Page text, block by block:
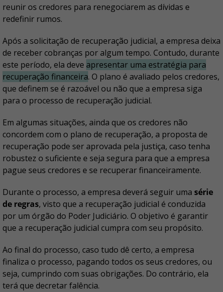
reunir os credores para renegociarem as dívidas e
redefinir rumos.
Após a solicitação de recuperação judicial, a empresa deixa
de receber cobranças por algum tempo. Contudo, durante
este período, ela deve apresentar uma estratégia para
recuperação financeira. O plano é avaliado pelos credores,
que definem se é razoável ou não que a empresa siga
para o processo de recuperação judicial.
Em algumas situações, ainda que os credores não
concordem com o plano de recuperação, a proposta de
recuperação pode ser aprovada pela justiça, caso tenha
robustez o suficiente e seja segura para que a empresa
pague seus credores e se recuperar financeiramente.
Durante o processo, a empresa deverá seguir uma série
de regras, visto que a recuperação judicial é conduzida
por um órgão do Poder Judiciário. O objetivo é garantir
que a recuperação judicial cumpra com seu propósito.
Ao final do processo, caso tudo dê certo, a empresa
finaliza o processo, pagando todos os seus credores, ou
seja, cumprindo com suas obrigações. Do contrário, ela
terá que decretar falência.